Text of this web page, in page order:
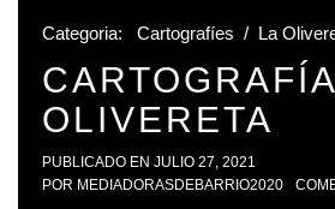
Categoria: Cartografíes / La
OLIVERETA
PUBLICADO EN JULIO 27, 2021
POR MEDIADORASDEBARRIO2020